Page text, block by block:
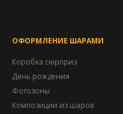
ОФОРМЛЕНИЕ ШАРАМИ
Коробка сюрприз
День рождения
Фотозоны
Композиции из шаров